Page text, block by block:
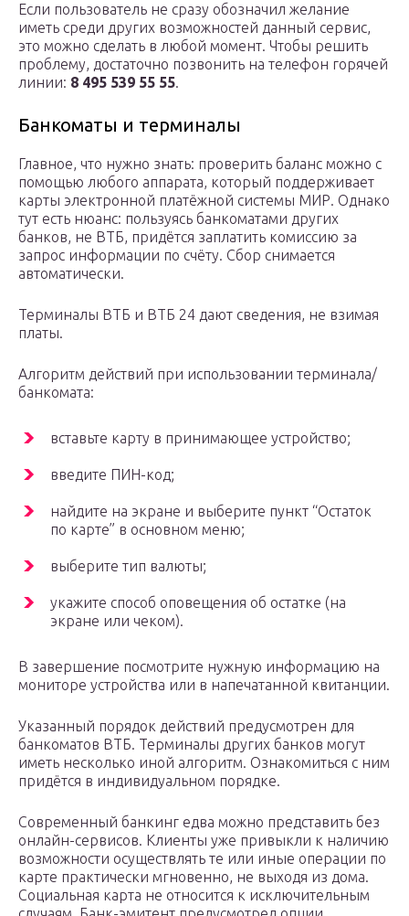
Если пользователь не сразу обозначил желание
иметь среди других возможностей данный сервис,
это можно сделать в любой момент. Чтобы решить
проблему, достаточно позвонить на телефон горячей
линии: 8 495 539 55 55.
Банкоматы и терминалы
Главное, что нужно знать: проверить баланс можно с
помощью любого аппарата, который поддерживает
карты электронной платёжной системы МИР. Однако
тут есть нюанс: пользуясь банкоматами других
банков, не ВТБ, придётся заплатить комиссию за
запрос информации по счёту. Сбор снимается
автоматически.
Терминалы ВТБ и ВТБ 24 дают сведения, не взимая
платы.
Алгоритм действий при использовании терминала/
банкомата:
вставьте карту в принимающее устройство;
введите ПИН-код;
найдите на экране и выберите пункт “Остаток
по карте” в основном меню;
выберите тип валюты;
укажите способ оповещения об остатке (на
экране или чеком).
В завершение посмотрите нужную информацию на
мониторе устройства или в напечатанной квитанции.
Указанный порядок действий предусмотрен для
банкоматов ВТБ. Терминалы других банков могут
иметь несколько иной алгоритм. Ознакомиться с ним
придётся в индивидуальном порядке.
Современный банкинг едва можно представить без
онлайн-сервисов. Клиенты уже привыкли к наличию
возможности осуществлять те или иные операции по
карте практически мгновенно, не выходя из дома.
Социальная карта не относится к исключительным